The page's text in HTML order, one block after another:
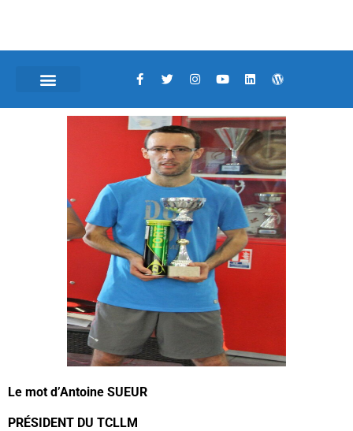
Le mot d’Antoine SUEUR
PRÉSIDENT DU TCLLM